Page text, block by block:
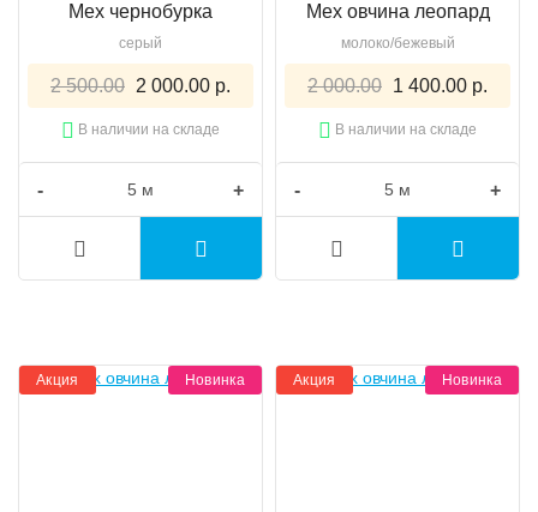
Мех чернобурка
серый
2 500.00 2 000.00 р.
В наличии на складе
- +
Мех овчина леопард
молоко/бежевый
2 000.00 1 400.00 р.
В наличии на складе
- +
Акция Новинка Акция Новинка